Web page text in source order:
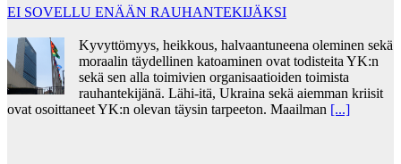
EI SOVELLU ENÄÄN RAUHANTEKIJÄKSI
Kyvyttömyys, heikkous, halvaantuneena oleminen sekä
moraalin täydellinen katoaminen ovat todisteita YK:n
sekä sen alla toimivien organisaatioiden toimista
rauhantekijänä. Lähi-itä, Ukraina sekä aiemman kriisit
ovat osoittaneet YK:n olevan täysin tarpeeton. Maailman [...]